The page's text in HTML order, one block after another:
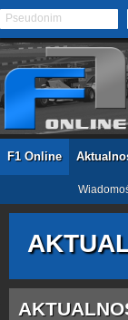
Pseudonim
F1 Online